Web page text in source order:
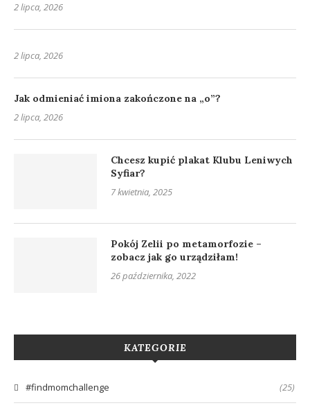
2 lipca, 2026
2 lipca, 2026
Jak odmieniać imiona zakończone na „o”?
2 lipca, 2026
Chcesz kupić plakat Klubu Leniwych
Syfiar?
7 kwietnia, 2025
Pokój Zelii po metamorfozie –
zobacz jak go urządziłam!
26 października, 2022
KATEGORIE
#findmomchallenge (25)